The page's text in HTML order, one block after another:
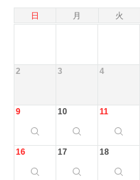
日 月 火
2 3 4
9 10 11
16 17 18